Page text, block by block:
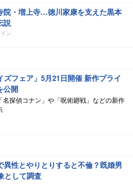
院・増上寺…徳川家康を支えた黒本
説
ン
ズフェア」5月21日開催 新作プライ
公開
名探偵コナン」や「呪術廻戦」などの新作
異性とやりとりすると不倫？既婚男
として調査